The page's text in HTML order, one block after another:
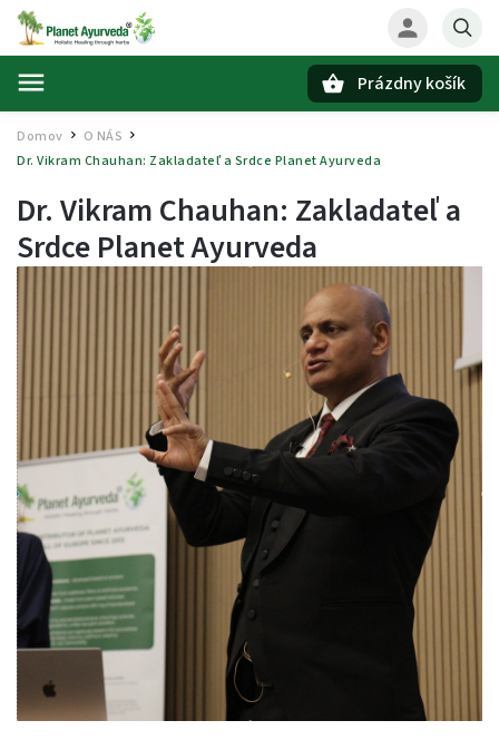
Prázdny košík
Domov O NÁS /
Dr. Vikram Chauhan: Zakladateľ a Srdce Planet Ayurveda
Dr. Vikram Chauhan: Zakladateľ a
Srdce Planet Ayurveda